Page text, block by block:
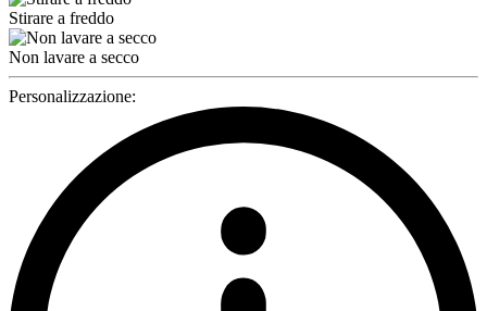
Stirare a freddo
Non lavare a secco
Personalizzazione: